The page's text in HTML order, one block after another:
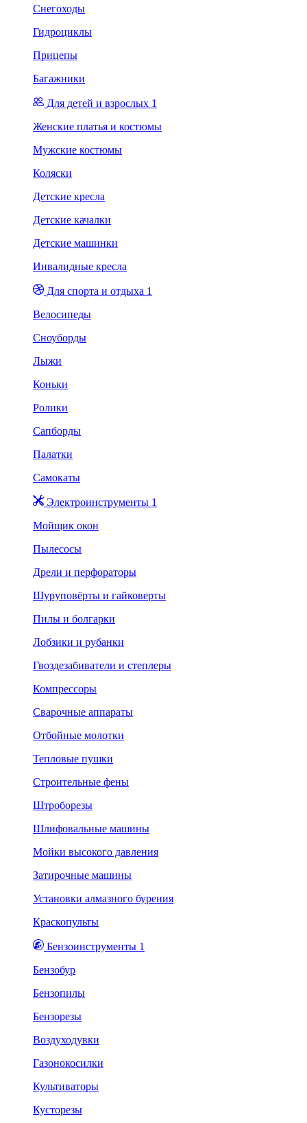
Снегоходы
Гидроциклы
Прицепы
Багажники
Для детей и взрослых 1
Женские платья и костюмы
Мужские костюмы
Коляски
Детские кресла
Детские качалки
Детские машинки
Инвалидные кресла
Для спорта и отдыха 1
Велосипеды
Сноуборды
Лыжи
Коньки
Ролики
Сапборды
Палатки
Самокаты
Электроинструменты 1
Мойщик окон
Пылесосы
Дрели и перфораторы
Шуруповёрты и гайковерты
Пилы и болгарки
Лобзики и рубанки
Гвоздезабиватели и степлеры
Компрессоры
Сварочные аппараты
Отбойные молотки
Тепловые пушки
Строительные фены
Штроборезы
Шлифовальные машины
Мойки высокого давления
Затирочные машины
Установки алмазного бурения
Краскопульты
Бензоинструменты 1
Бензобур
Бензопилы
Бензорезы
Воздуходувки
Газонокосилки
Культиваторы
Кусторезы